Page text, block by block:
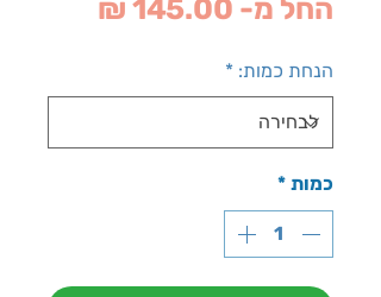
החל מ- 145.00 ₪
הנחת כמות: *
כמות *